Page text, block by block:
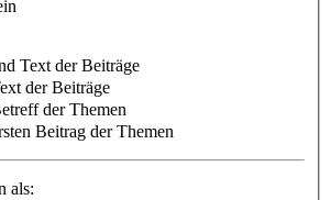
Text der Beiträge
der Beiträge
der Themen
Beitrag der Themen
als: